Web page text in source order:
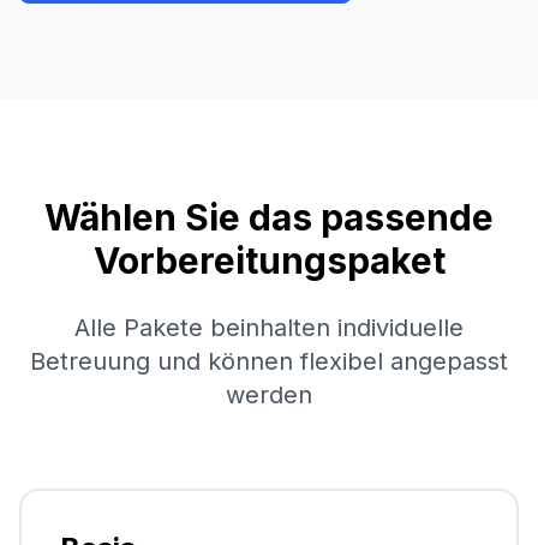
Wählen Sie das passende
Vorbereitungspaket
Alle Pakete beinhalten individuelle
Betreuung und können flexibel angepasst
werden